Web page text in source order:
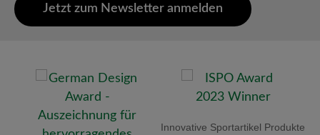
Jetzt zum Newsletter anmelden
Innovative Sportartikel Produkte